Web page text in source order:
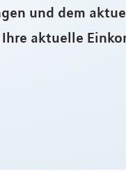
und dem
Ihre aktuelle